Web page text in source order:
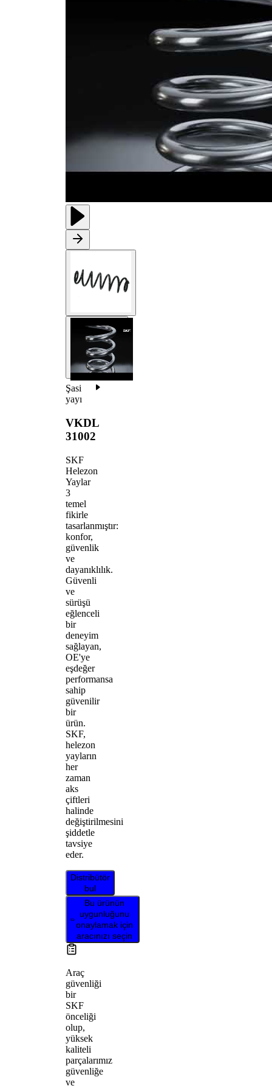
Şasi
yayı
VKDL
31002
SKF
Helezon
Yaylar
3
temel
fikirle
tasarlanmıştır:
konfor,
güvenlik
ve
dayanıklılık.
Güvenli
ve
sürüşü
eğlenceli
bir
deneyim
sağlayan,
OE'ye
eşdeğer
performansa
sahip
güvenilir
bir
ürün.
SKF,
helezon
yayların
her
zaman
aks
çiftleri
halinde
değiştirilmesini
şiddetle
tavsiye
eder.
Distribütör
bul
Bu ürünün
uygunluğunu
onaylamak için
aracınızı seçin
Araç
güvenliği
bir
SKF
önceliği
olup,
yüksek
kaliteli
parçalarımız
güvenliğe
ve